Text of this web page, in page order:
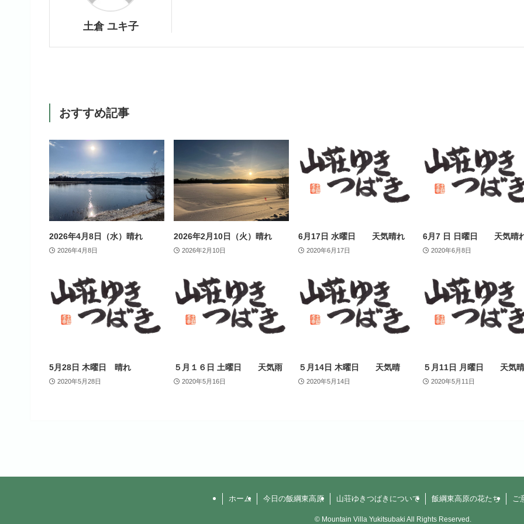
土倉 ユキ子
おすすめ記事
2026年4月8日（水）晴れ
2026年4月8日
2026年2月10日（火）晴れ
2026年2月10日
6月17日 水曜日 天気晴れ
2020年6月17日
6月7 日 日曜日 天気晴
2020年6月8日
5月28日 木曜日 晴れ
2020年5月28日
５月１６日 土曜日 天気雨
2020年5月16日
５月14日 木曜日 天気晴
2020年5月14日
５月11日 月曜日 天気
2020年5月11日
ホーム 今日の飯綱東高原 山荘ゆきつばきについて 飯綱東高原の花たち ご
© Mountain Villa Yukitsubaki All Rights Reserved.